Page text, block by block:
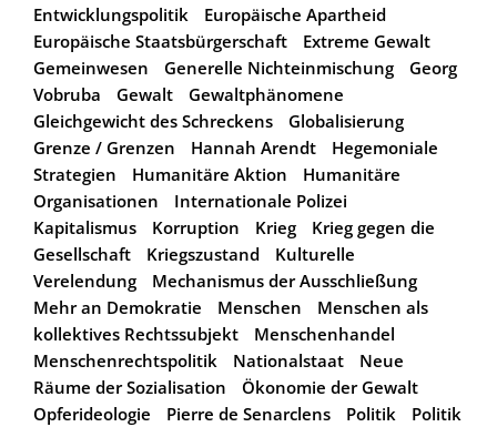
Entwicklungspolitik
Europäische Apartheid
Europäische Staatsbürgerschaft
Extreme Gewalt
Gemeinwesen
Generelle Nichteinmischung
Georg
Vobruba
Gewalt
Gewaltphänomene
Gleichgewicht des Schreckens
Globalisierung
Grenze / Grenzen
Hannah Arendt
Hegemoniale
Strategien
Humanitäre Aktion
Humanitäre
Organisationen
Internationale Polizei
Kapitalismus
Korruption Krieg
Krieg gegen die
Gesellschaft
Kriegszustand
Kulturelle
Verelendung
Mechanismus der Ausschließung
Mehr an Demokratie
Menschen
Menschen als
kollektives Rechtssubjekt
Menschenhandel
Menschenrechtspolitik
Nationalstaat
Neue
Räume der Sozialisation
Ökonomie der Gewalt
Opferideologie
Pierre de Senarclens Politik
Politik